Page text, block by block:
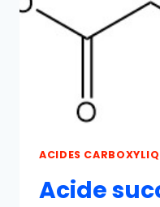
ACIDES
Acide